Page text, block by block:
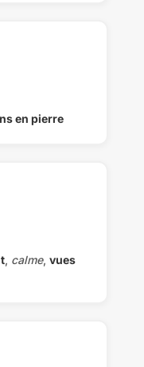
en pierre
, calme, vues